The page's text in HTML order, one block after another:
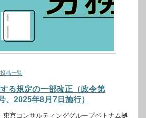
投稿一覧
る規定の一部改正（政令第
2025年8月7日施行）
東京コンサルティンググループベトナム拠